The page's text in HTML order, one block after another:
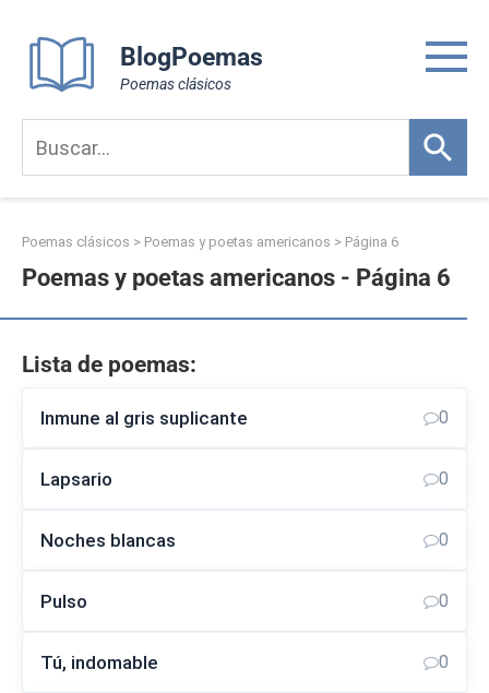
content
BlogPoemas
Poemas clásicos
Poemas clásicos > Poemas y poetas americanos > Página 6
Poemas y poetas americanos - Página 6
Lista de poemas:
Inmune al gris suplicante 0
Lapsario 0
Noches blancas 0
Pulso 0
Tú, indomable 0